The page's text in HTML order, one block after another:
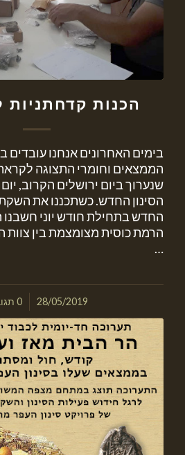
הכנות קדחתניות
בימים האחרונים אנחנו עובדים
הממצאים וחומרי התצוגה
שנערוך ביום ירושלים הקרוב,
הסינון החדש. כשתכננו את
החדש בתחילת חודש יוני
הרמת כוסית מצומצמת בין צוות
…
28/05/2019
/ 0 תגובות